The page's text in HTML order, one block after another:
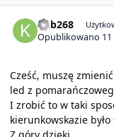
kub268
Opublikowano
Cześć, muszę
led z
I zrobić to w taki
kierunkowskazie było